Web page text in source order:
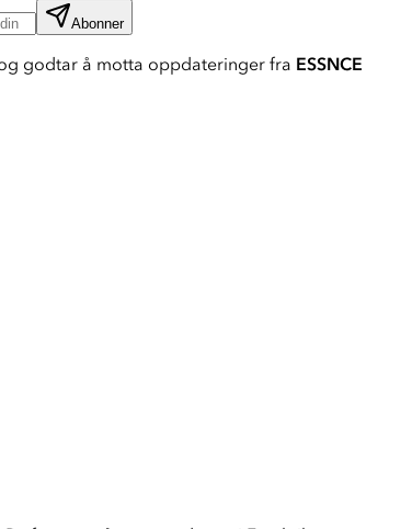
Abonner
godtar å motta oppdateringer fra ESSNCE